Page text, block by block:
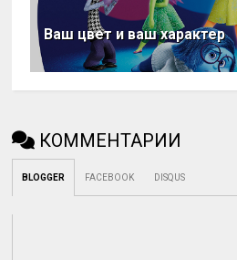
Ваш цвет и ваш характер
КОММЕНТАРИИ
BLOGGER FACEBOOK DISQUS